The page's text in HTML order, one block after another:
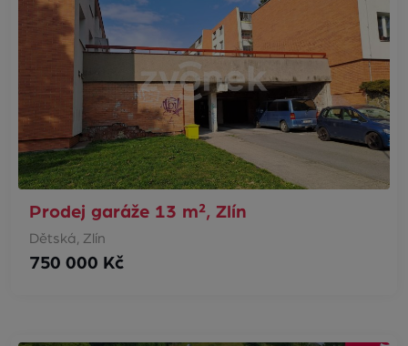
Prodej garáže 13 m², Zlín
Dětská, Zlín
750 000 Kč